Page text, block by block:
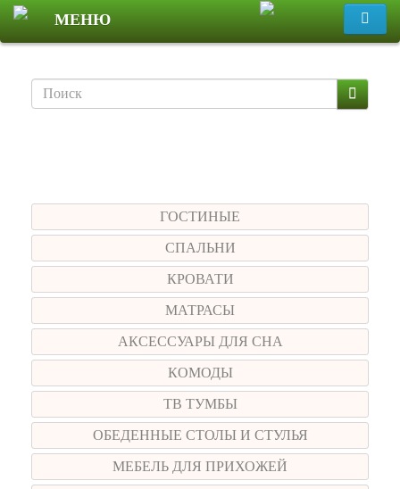
МЕНЮ
ГОСТИНЫЕ
СПАЛЬНИ
КРОВАТИ
МАТРАСЫ
АКСЕССУАРЫ ДЛЯ СНА
КОМОДЫ
ТВ ТУМБЫ
ОБЕДЕННЫЕ СТОЛЫ И СТУЛЬЯ
МЕБЕЛЬ ДЛЯ ПРИХОЖЕЙ